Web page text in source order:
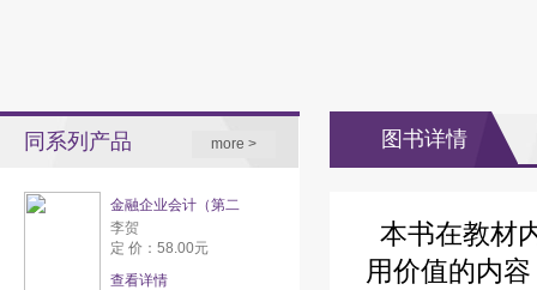
同系列产品 more >
金融企业会计（第二
李贺
定 价：58.00元
查看详情
图书详情
本书在教材
用价值的内